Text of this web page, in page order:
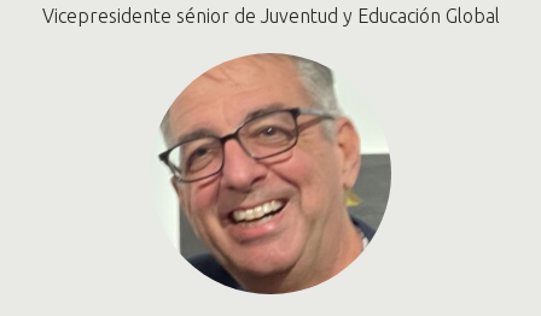
Vicepresidente sénior de Juventud y Educación Global